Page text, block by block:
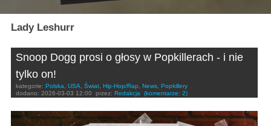
Lady Leshurr
Snoop Dogg prosi o głosy w Popkillerach - i nie
tylko on!
kategorie: Polska, USA, Świat, Hip-Hop/Rap, News, Popkillery
dodano: 2026-03-03 12:00 przez: Redakcja (komentarze: 2)